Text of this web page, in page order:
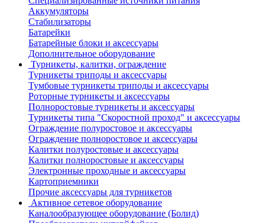
Аккумуляторы
Стабилизаторы
Батарейки
Батарейные блоки и аксессуары
Дополнительное оборудование
Турникеты, калитки, ограждение
Турникеты триподы и аксессуары
Тумбовые турникеты триподы и аксессуары
Роторные турникеты и аксессуары
Полноростовые турникеты и аксессуары
Турникеты типа "Скоростной проход" и аксессуары
Ограждение полуростовое и аксессуары
Ограждение полноростовое и аксессуары
Калитки полуростовые и аксессуары
Калитки полноростовые и аксессуары
Электронные проходные и аксессуары
Картоприемники
Прочие аксессуары для турникетов
Активное сетевое оборудование
Каналообразующее оборудование (Болид)